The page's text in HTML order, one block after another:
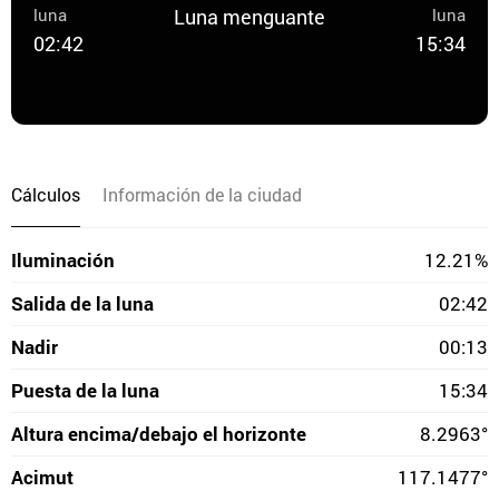
luna
02:42
Luna menguante
luna
15:34
Cálculos Información de la ciudad
Iluminación
12.21%
Salida de la luna
02:42
Nadir
00:13
Puesta de la luna
15:34
Altura encima/debajo el horizonte
8.2963°
Acimut
117.1477°